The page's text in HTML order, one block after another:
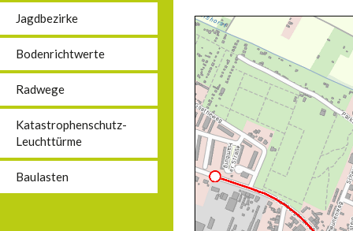
Jagdbezirke
Bodenrichtwerte
Radwege
Katastrophenschutz-
Leuchttürme
Baulasten